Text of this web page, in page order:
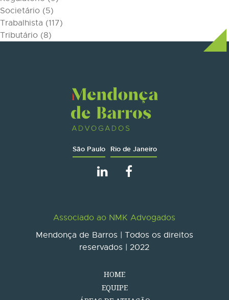
Societário (5)
Trabalhista (117)
Tributário (8)
São Paulo Rio de Janeiro
Associado ao NMK Advogados
Mendonça de Barros | Todos os direitos
reservados | 2022
HOME
EQUIPE